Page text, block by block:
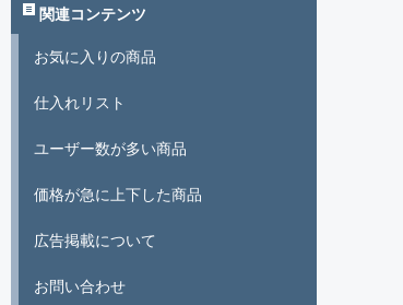
関連コンテンツ
お気に入りの商品
仕入れリスト
ユーザー数が多い商品
価格が急に上下した商品
広告掲載について
お問い合わせ